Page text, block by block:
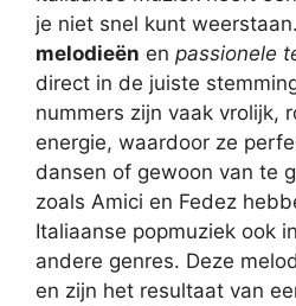
je niet snel kunt
melodieën en passionele
direct in de juiste
nummers zijn vaak vrolijk,
energie, waardoor ze
dansen of gewoon van te
zoals Amici en Fedez
Italiaanse popmuziek ook
andere genres. Deze
en zijn het resultaat van